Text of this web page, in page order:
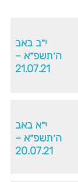
י״ב באב
ה׳תשפ״א –
21.07.21
י״א באב
ה׳תשפ״א –
20.07.21